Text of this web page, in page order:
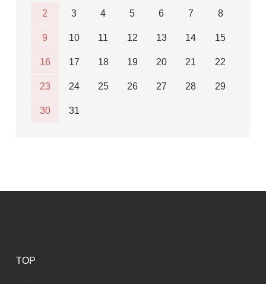
2 3 4 5 6 7 8
9 10 11 12 13 14 15
16 17 18 19 20 21 22
23 24 25 26 27 28 29
30 31
TOP